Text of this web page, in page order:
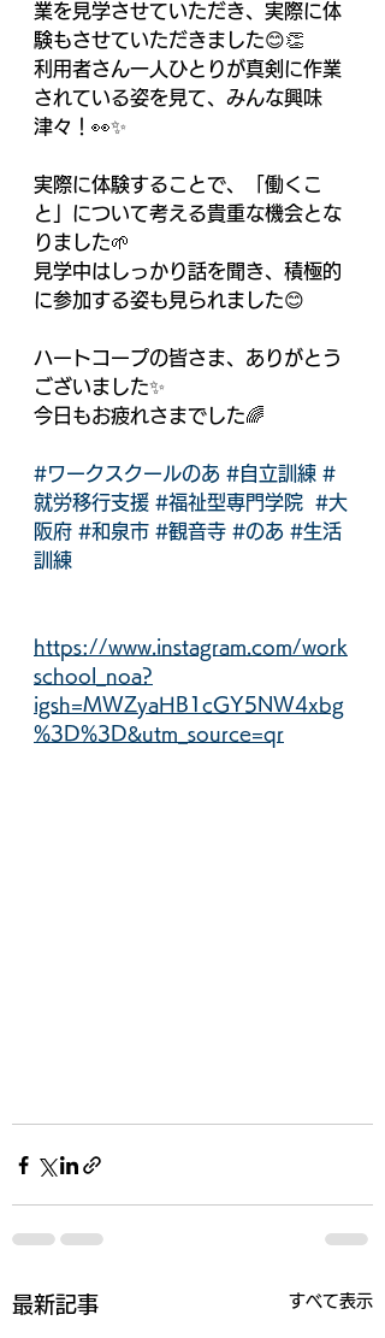
業を見学させていただき、実際に体
験もさせていただきました😊👏
利用者さん一人ひとりが真剣に作業
されている姿を見て、みんな興味
津々！👀✨
実際に体験することで、「働くこ
と」について考える貴重な機会とな
りました🌱
見学中はしっかり話を聞き、積極的
に参加する姿も見られました😊
ハートコープの皆さま、ありがとう
ございました✨
今日もお疲れさまでした🌈
#ワークスクールのあ #自立訓練 #
就労移行支援 #福祉型専門学院
#大
阪府 #和泉市 #観音寺 #のあ #生活
訓練
https://www.instagram.com/work
school_noa?
igsh=MWZyaHB1cGY5NW4xbg
%3D%3D&utm_source=qr
最新記事 すべて表示